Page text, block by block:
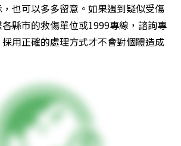
也可以多多留意。如果遇到疑似受傷
縣市的救傷單位或1999專線，諮詢專
用正確的處理方式才不會對個體造成